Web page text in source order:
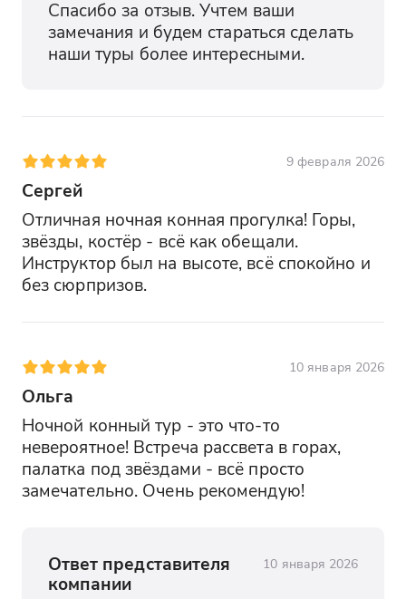
Спасибо за отзыв. Учтем ваши
замечания и будем стараться сделать
наши туры более интересными.
9 февраля 2026
Сергей
Отличная ночная конная прогулка! Горы,
звёзды, костёр - всё как обещали.
Инструктор был на высоте, всё спокойно и
без сюрпризов.
10 января 2026
Ольга
Ночной конный тур - это что-то
невероятное! Встреча рассвета в горах,
палатка под звёздами - всё просто
замечательно. Очень рекомендую!
Ответ представителя
компании
10 января 2026